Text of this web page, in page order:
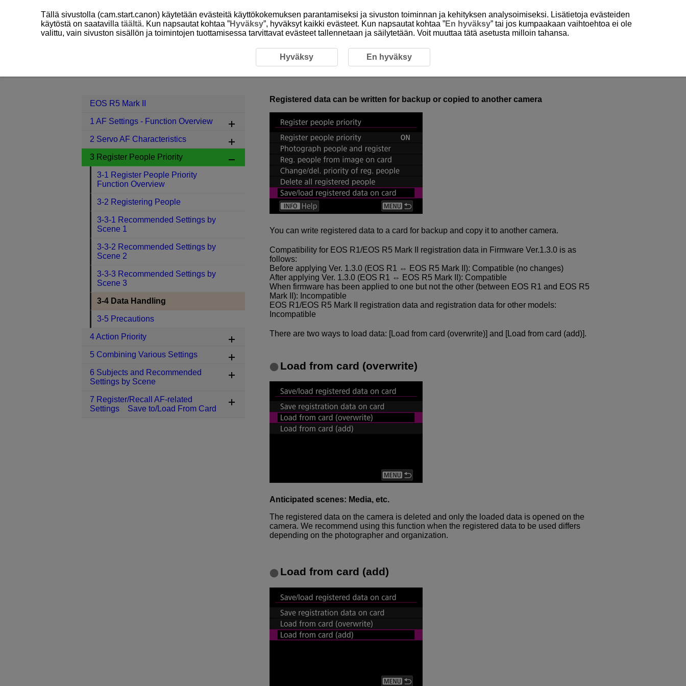
3-4 Data Handling
3-4 Data Handling
Registered data can be written for backup or copied to another camera
You can write registered data to a card for backup and copy it to another camera.
Compatibility for EOS R1/EOS R5 Mark II registration data in Firmware Ver.1.3.0 is as
follows:
Before applying Ver. 1.3.0 (EOS R1 ⇔ EOS R5 Mark II): Compatible (no changes)
After applying Ver. 1.3.0 (EOS R1 ⇔ EOS R5 Mark II): Compatible
When firmware has been applied to one but not the other (between EOS R1 and EOS R5
Mark II): Incompatible
EOS R1/EOS R5 Mark II registration data and registration data for other models:
Incompatible
There are two ways to load data: [Load from card (overwrite)] and [Load from card (add)].
Load from card (overwrite)
Anticipated scenes: Media, etc.
The registered data on the camera is deleted and only the loaded data is opened on the
camera. We recommend using this function when the registered data to be used differs
depending on the photographer and organization.
Load from card (add)
EOS R5 Mark II
1 AF Settings - Function Overview
2 Servo AF Characteristics
3 Register People Priority
3-1 Register People Priority
Function Overview
3-2 Registering People
3-3-1 Recommended Settings by
Scene 1
3-3-2 Recommended Settings by
Scene 2
3-3-3 Recommended Settings by
Scene 3
3-4 Data Handling
3-5 Precautions
4 Action Priority
5 Combining Various Settings
6 Subjects and Recommended
Settings by Scene
7 Register/Recall AF-related
Settings Save to/Load From Card
Tällä sivustolla (cam.start.canon) käytetään evästeitä käyttökokemuksen parantamiseksi ja sivuston toiminnan ja kehityksen analysoimiseksi. Lisätietoja evästeiden
käytöstä on saatavilla täältä. Kun napsautat kohtaa ”Hyväksy”, hyväksyt kaikki evästeet. Kun napsautat kohtaa ”En hyväksy” tai jos kumpaakaan vaihtoehtoa ei ole
valittu, vain sivuston sisällön ja toimintojen tuottamisessa tarvittavat evästeet tallennetaan ja säilytetään. Voit muuttaa tätä asetusta milloin tahansa.
Hyväksy En hyväksy